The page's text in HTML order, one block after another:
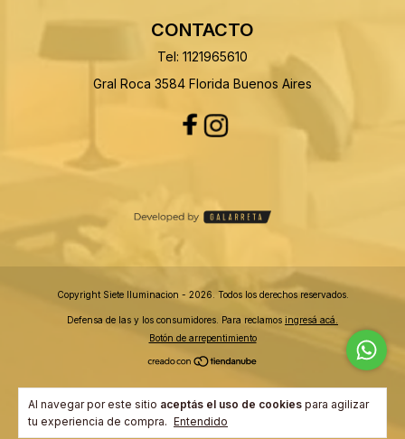
Al navegar por este sitio aceptás el uso de cookies para agilizar
tu experiencia de compra. Entendido
CONTACTO
Tel: 1121965610
Gral Roca 3584 Florida Buenos Aires
Copyright Siete Iluminacion - 2026. Todos los derechos reservados.
Defensa de las y los consumidores. Para reclamos ingresá acá.
Botón de arrepentimiento